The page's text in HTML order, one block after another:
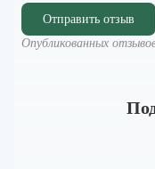
Отправить отзыв
Опубликованных